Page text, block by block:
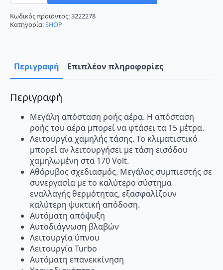
ND
-
12/CRS2
Κλιματιστικό
A++/A+
με
Ιονιστή
WiFi
ποσότητα
Κωδικός προϊόντος:3222278
Κατηγορία:SHOP
Περιγραφή Επιπλέον πληροφορίες
Περιγραφή
Μεγάλη απόσταση ροής αέρα. Η απόσταση
ροής του αέρα μπορεί να φτάσει τα 15 μέτρα.
Λειτουργία χαμηλής τάσης. Το κλιματιστικό
μπορεί αν λειτουργήσει με τάση εισόδου
χαμηλωμένη στα 170 Volt.
Αθόρυβος σχεδιασμός. Μεγάλος συμπιεστής σε
συνεργασία με το καλύτερο σύστημα
εναλλαγής θερμότητας, εξασφαλίζουν
καλύτερη ψυκτική απόδοση.
Αυτόματη απόψυξη
Αυτοδιάγνωση βλαβών
Λειτουργία ύπνου
Λειτουργία Turbo
Αυτόματη επανεκκίνηση